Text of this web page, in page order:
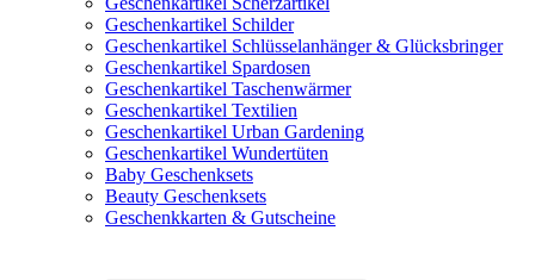
Geschenkartikel Schilder
Geschenkartikel Schlüsselanhänger & Glücksbringer
Geschenkartikel Spardosen
Geschenkartikel Taschenwärmer
Geschenkartikel Textilien
Geschenkartikel Urban Gardening
Geschenkartikel Wundertüten
Baby Geschenksets
Beauty Geschenksets
Geschenkkarten & Gutscheine